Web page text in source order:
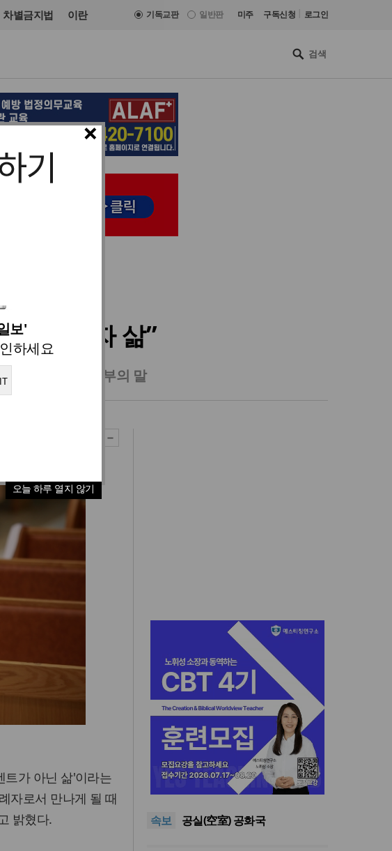
차별금지법 이란 기독교판 일반판 미주 구독신청 로그인
×
보'
하세요
오늘 하루 열지 않기
동행이자 삶”
리스천에게 당부의 말
트가 아닌 삶'이라는
자로서 만나게 될 때
밝혔다.
속보
한동대 RISE사업단, 포항 죽도
시장 담은 로컬 매거진 ‘포항집’
“광복절 맞아 자유 지키고 다음
회, 대전서 열린다
공실(空室) 공화국